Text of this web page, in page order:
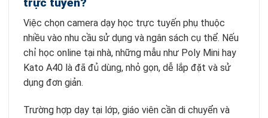
Việc chọn camera dạy học trực tuyến phụ thuộc
nhiều vào nhu cầu sử dụng và ngân sách cụ thể. Nếu
chỉ học online tại nhà, những mẫu như Poly Mini hay
Kato A40 là đã đủ dùng, nhỏ gọn, dễ lắp đặt và sử
dụng đơn giản.
Trường hợp dạy tại lớp, giáo viên cần di chuyển và